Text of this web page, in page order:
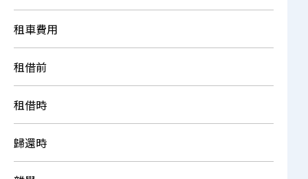
租車費用
租借前
租借時
歸還時